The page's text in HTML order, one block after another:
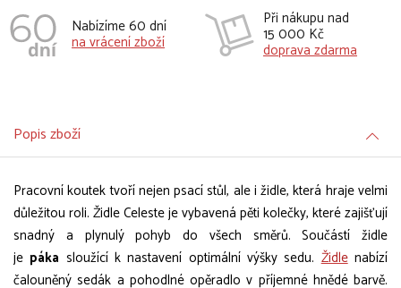
Nabízíme 60 dní
na vrácení zboží
Při nákupu nad
15 000 Kč
doprava zdarma
Popis zboží
Pracovní koutek tvoří nejen psací stůl, ale i židle, která hraje velmi
důležitou roli. Židle Celeste je vybavená pěti kolečky, které zajišťují
snadný a plynulý pohyb do všech směrů. Součástí židle
je páka sloužící k nastavení optimální výšky sedu.Židlenabízí
čalouněný sedák a pohodlné opěradlo v příjemné hnědé barvě.